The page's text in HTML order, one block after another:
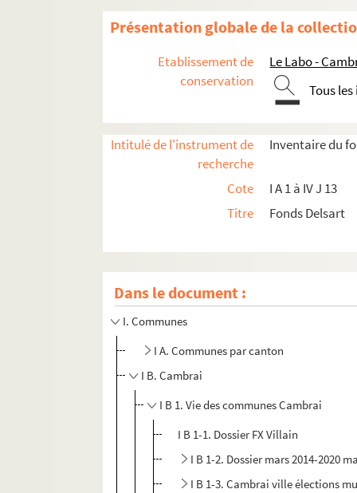
Présentation globale de la
Etablissement de
conservation
Le Labo -
Tous
Intitulé de l'instrument de
recherche
Inventaire du
Cote
I A 1 à IV J 13
Titre
Fonds Delsart
Dans le document :
I. Communes
I A. Communes par canton
I B. Cambrai
I B 1. Vie des communes Cambrai
I B 1-1. Dossier FX Villain
I B 1-2. Dossier mars 2014-2020
I B 1-3. Cambrai ville élections